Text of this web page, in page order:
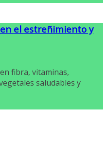
el estreñimiento y
fibra, vitaminas,
saludables y